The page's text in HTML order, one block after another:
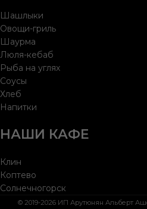
Шашлыки
Овощи-гриль
Шаурма
Люля-кебаб
Рыба на углях
Соусы
Хлеб
Напитки
НАШИ КАФЕ
Клин
Коптево
Солнечногорск
© 2019-2026 ИП Арутюнян Альберт